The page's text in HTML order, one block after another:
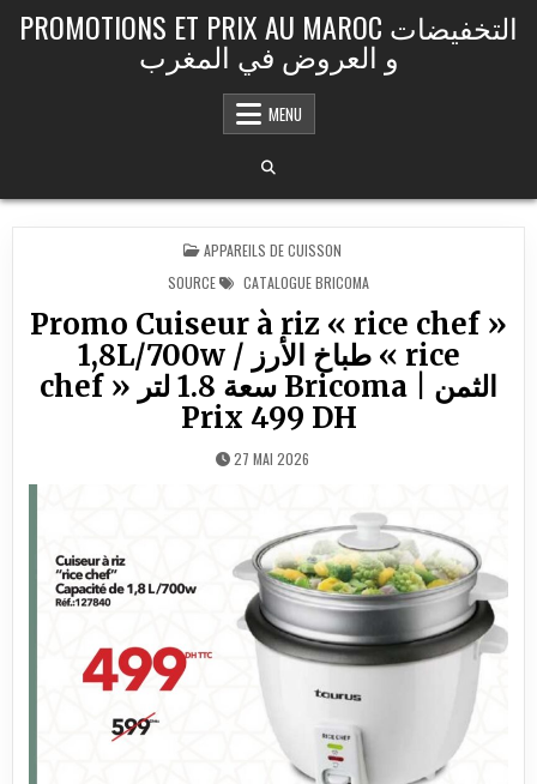
PROMOTIONS ET PRIX AU MAROC التخفيضات
و العروض في المغرب
MENU
POSTED IN
APPAREILS DE CUISSON
SOURCE
CATALOGUE BRICOMA
Promo Cuiseur à riz « rice chef »
1,8L/700w / طباخ الأرز « rice
chef » سعة 1.8 لتر Bricoma | الثمن
Prix 499 DH
27 MAI 2026